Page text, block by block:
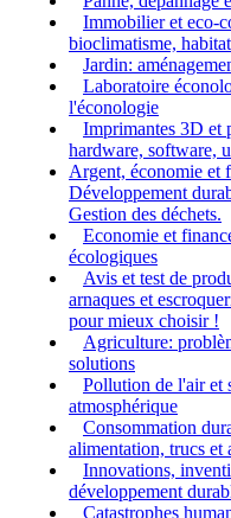
Immobilier et eco-
bioclimatisme,
Jardin:
Laboratoire
l'éconologie
Imprimantes 3D et
hardware, software,
Argent, économie et
Développement
Gestion des déchets.
Economie et
écologiques
Avis et test de
arnaques et
pour mieux choisir !
Agriculture:
solutions
Pollution de l'air et
atmosphérique
Consommation
alimentation, trucs et
Innovations,
développement
Catastrophes